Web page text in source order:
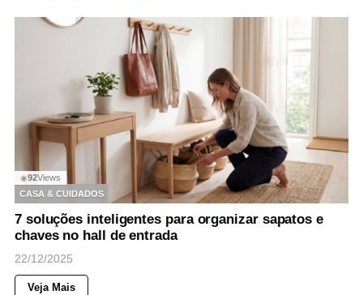
◉92Views
CASA & CUIDADOS
7 soluções inteligentes para organizar sapatos e
chaves no hall de entrada
22/12/2025
Veja Mais